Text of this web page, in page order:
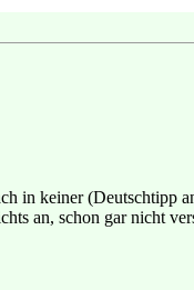
in keiner (Deutschtipp
an, schon gar nicht